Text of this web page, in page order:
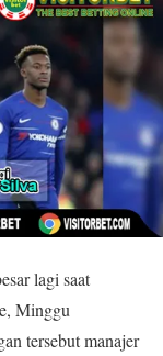
lagi saat
Minggu
tersebut manajer